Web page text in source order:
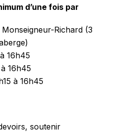
d’une fois par
Richard (3
16h45
16h45
à 16h45
soutenir